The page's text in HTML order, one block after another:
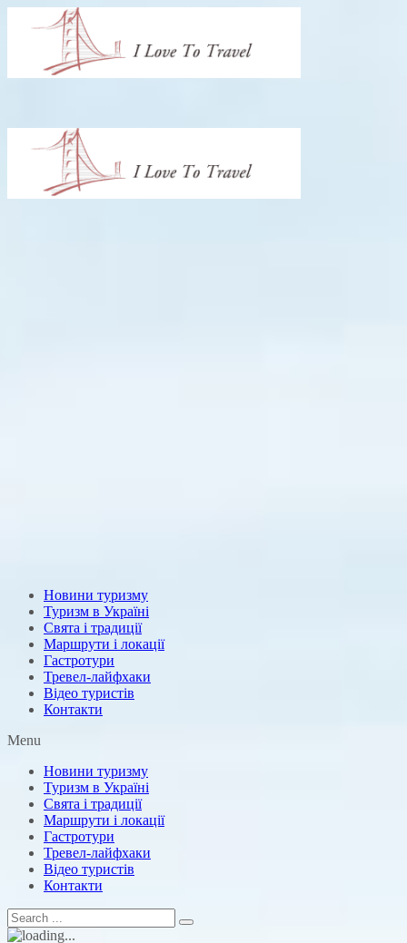
Новини туризму
Туризм в Україні
Свята і традиції
Маршрути і локації
Гастротури
Тревел-лайфхаки
Відео туристів
Контакти
Menu
Новини туризму
Туризм в Україні
Свята і традиції
Маршрути і локації
Гастротури
Тревел-лайфхаки
Відео туристів
Контакти